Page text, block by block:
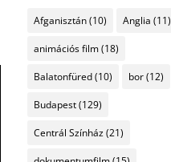
Afganisztán(10) Anglia (11)
animációs film(18)
Balatonfüred(10) bor(12)
Budapest(129)
Centrál Színház(21)